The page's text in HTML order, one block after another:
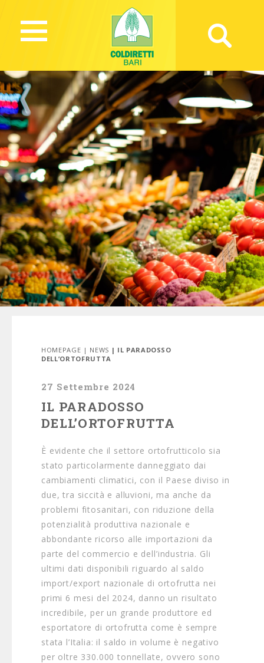
HOMEPAGE | NEWS | IL PARADOSSO
DELL’ORTOFRUTTA
27 Settembre 2024
IL PARADOSSO
DELL’ORTOFRUTTA
È evidente che il settore ortofrutticolo sia
stato particolarmente danneggiato dai
cambiamenti climatici, con il Paese diviso in
due, tra siccità e alluvioni, ma anche da
problemi fitosanitari, con riduzione della
potenzialità produttiva nazionale e
abbondante ricorso alle importazioni da
parte del commercio e dell’industria. Gli
ultimi dati disponibili riguardo al saldo
import/export nazionale di ortofrutta nei
primi 6 mesi del 2024, danno un risultato
incredibile, per un grande produttore ed
esportatore di ortofrutta come è sempre
stata l’Italia: il saldo in volume è negativo
per oltre 330.000 tonnellate, ovvero sono